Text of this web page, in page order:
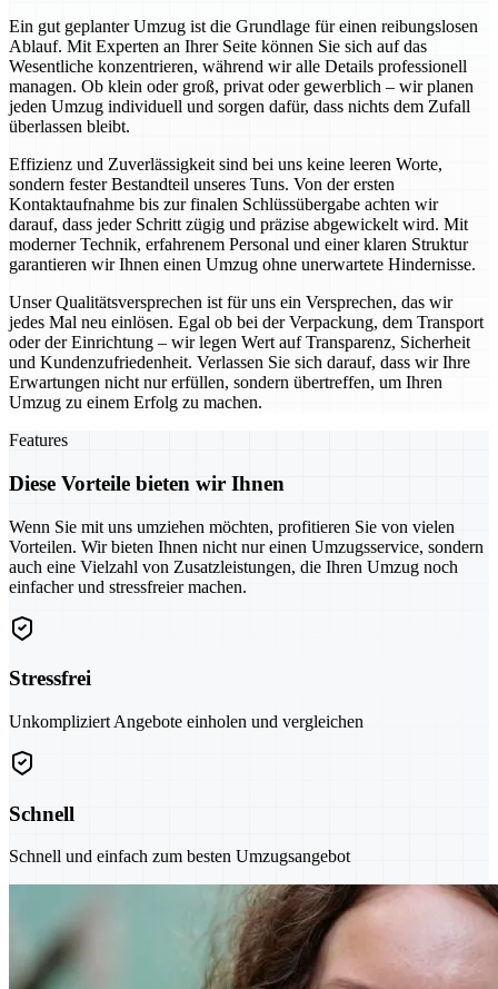
Ein gut geplanter Umzug ist die Grundlage für einen reibungslosen
Ablauf. Mit Experten an Ihrer Seite können Sie sich auf das
Wesentliche konzentrieren, während wir alle Details professionell
managen. Ob klein oder groß, privat oder gewerblich – wir planen
jeden Umzug individuell und sorgen dafür, dass nichts dem Zufall
überlassen bleibt.
Effizienz und Zuverlässigkeit sind bei uns keine leeren Worte,
sondern fester Bestandteil unseres Tuns. Von der ersten
Kontaktaufnahme bis zur finalen Schlüssübergabe achten wir
darauf, dass jeder Schritt zügig und präzise abgewickelt wird. Mit
moderner Technik, erfahrenem Personal und einer klaren Struktur
garantieren wir Ihnen einen Umzug ohne unerwartete Hindernisse.
Unser Qualitätsversprechen ist für uns ein Versprechen, das wir
jedes Mal neu einlösen. Egal ob bei der Verpackung, dem Transport
oder der Einrichtung – wir legen Wert auf Transparenz, Sicherheit
und Kundenzufriedenheit. Verlassen Sie sich darauf, dass wir Ihre
Erwartungen nicht nur erfüllen, sondern übertreffen, um Ihren
Umzug zu einem Erfolg zu machen.
Features
Diese Vorteile bieten wir Ihnen
Wenn Sie mit uns umziehen möchten, profitieren Sie von vielen
Vorteilen. Wir bieten Ihnen nicht nur einen Umzugsservice, sondern
auch eine Vielzahl von Zusatzleistungen, die Ihren Umzug noch
einfacher und stressfreier machen.
Stressfrei
Unkompliziert Angebote einholen und vergleichen
Schnell
Schnell und einfach zum besten Umzugsangebot